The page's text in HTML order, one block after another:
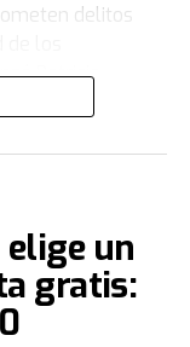
delitos
Patricia
venimos a
a las familias
no tiene
eso es lo que
un
gratis: